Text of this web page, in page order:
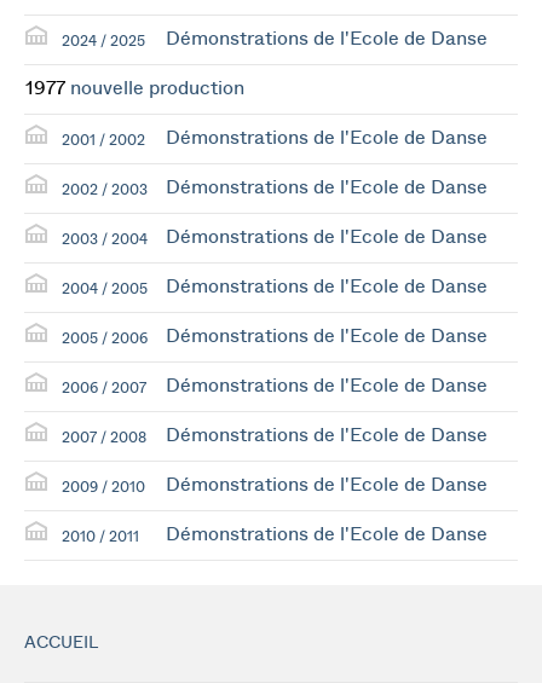
2024 / 2025 Démonstrations de l'Ecole de Danse
1977 nouvelle production
2001 / 2002 Démonstrations de l'Ecole de Danse
2002 / 2003 Démonstrations de l'Ecole de Danse
2003 / 2004 Démonstrations de l'Ecole de Danse
2004 / 2005 Démonstrations de l'Ecole de Danse
2005 / 2006 Démonstrations de l'Ecole de Danse
2006 / 2007 Démonstrations de l'Ecole de Danse
2007 / 2008 Démonstrations de l'Ecole de Danse
2009 / 2010 Démonstrations de l'Ecole de Danse
2010 / 2011 Démonstrations de l'Ecole de Danse
ACCUEIL